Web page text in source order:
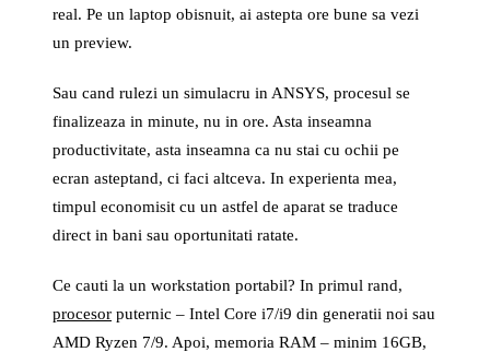
real. Pe un laptop obisnuit, ai astepta ore bune sa vezi
un preview.
Sau cand rulezi un simulacru in ANSYS, procesul se
finalizeaza in minute, nu in ore. Asta inseamna
productivitate, asta inseamna ca nu stai cu ochii pe
ecran asteptand, ci faci altceva. In experienta mea,
timpul economisit cu un astfel de aparat se traduce
direct in bani sau oportunitati ratate.
Ce cauti la un workstation portabil? In primul rand,
procesor puternic – Intel Core i7/i9 din generatii noi sau
AMD Ryzen 7/9. Apoi, memoria RAM – minim 16GB,